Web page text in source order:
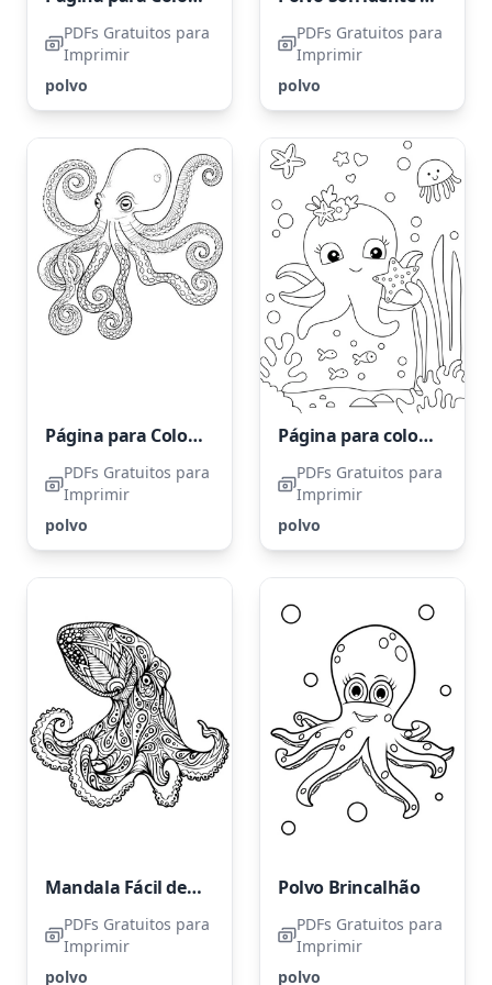
PDFs Gratuitos para
Imprimir
polvo
PDFs Gratuitos para
Imprimir
polvo
Página para Colorir de Polvo para Adultos
PDFs Gratuitos para
Imprimir
polvo
Página para colorir de polvo com estrela-do-mar
PDFs Gratuitos para
Imprimir
polvo
Mandala Fácil de Polvo
PDFs Gratuitos para
Imprimir
polvo
Polvo Brincalhão
PDFs Gratuitos para
Imprimir
polvo